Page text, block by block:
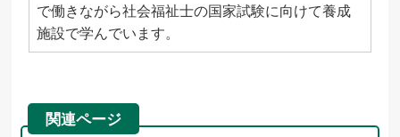
で働きながら社会福祉士の国家試験に向けて養成
施設で学んでいます。
関連ページ